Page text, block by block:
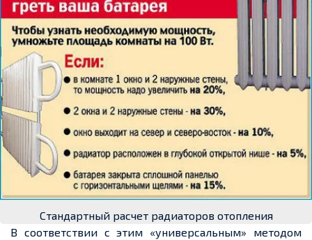
Стандартный расчет радиаторов отопления
В соответствии с этим «универсальным» методом